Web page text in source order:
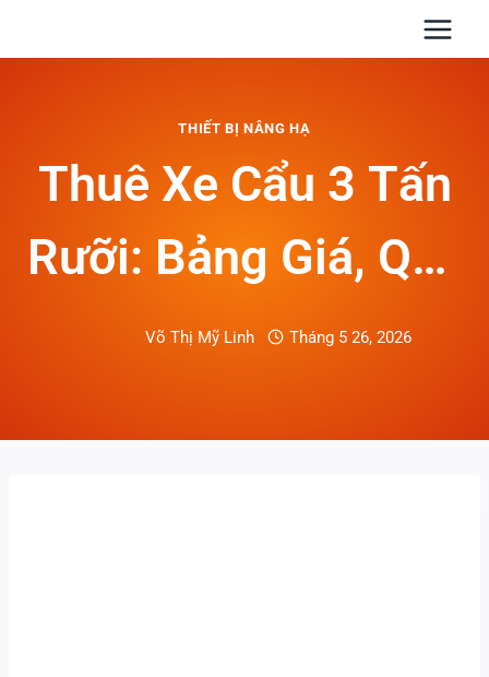
THIẾT BỊ NÂNG HẠ
Thuê Xe Cẩu 3 Tấn
Rưỡi: Bảng Giá, Quy
Trình Và Cách Chọn
Võ Thị Mỹ Linh Tháng 5 26, 2026